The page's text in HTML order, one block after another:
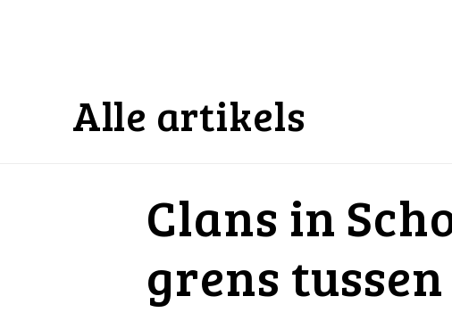
Alle artikels
Clans in
grens